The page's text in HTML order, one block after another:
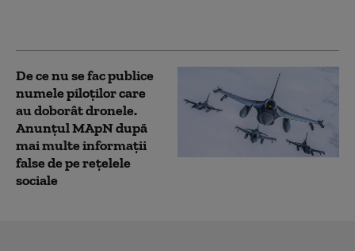
De ce nu se fac publice
numele piloților care
au doborât dronele.
Anunțul MApN după
mai multe informații
false de pe rețelele
sociale